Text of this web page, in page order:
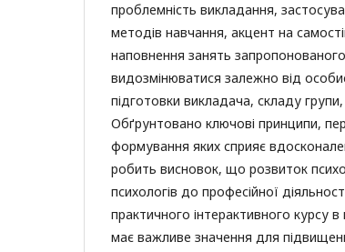
проблемність викладання,
методів навчання, акцент на
наповнення занять
видозмінюватися залежно від
підготовки викладача, складу групи,
Обґрунтовано ключові принципи,
формування яких сприяє
робить висновок, що розвиток
психологів до професійної
практичного інтерактивного курсу
має важливе значення для